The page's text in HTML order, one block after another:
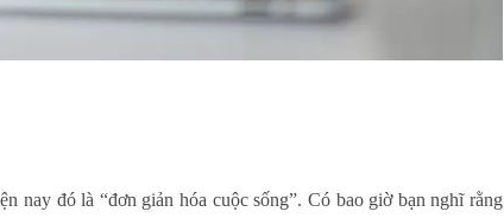
nay đó là “đơn giản hóa cuộc sống”. Có bao giờ bạn nghĩ rằng